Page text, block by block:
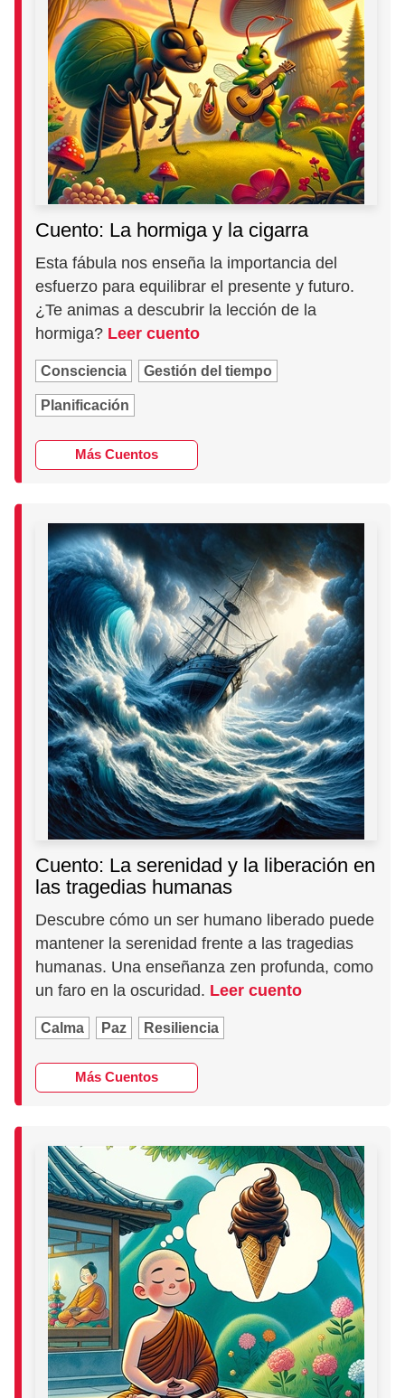
Cuento: La hormiga y la cigarra
Esta fábula nos enseña la importancia del
esfuerzo para equilibrar el presente y futuro.
¿Te animas a descubrir la lección de la
hormiga? Leer cuento
Consciencia Gestión del tiempo
Planificación
Más Cuentos
Cuento: La serenidad y la liberación en
las tragedias humanas
Descubre cómo un ser humano liberado puede
mantener la serenidad frente a las tragedias
humanas. Una enseñanza zen profunda, como
un faro en la oscuridad. Leer cuento
Calma Paz Resiliencia
Más Cuentos